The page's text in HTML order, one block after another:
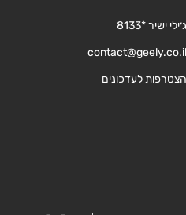
ג׳ילי ישיר *8133
contact@geely.co.il
הצטרפות לעדכונים